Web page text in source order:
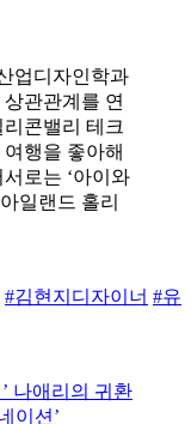
업디자인학과
관관계를 연
콘밸리 테크
행을 좋아해
로는 ‘아이와
일랜드 홀리
#김현지디자이너 #유
나애리의 귀환
이션’